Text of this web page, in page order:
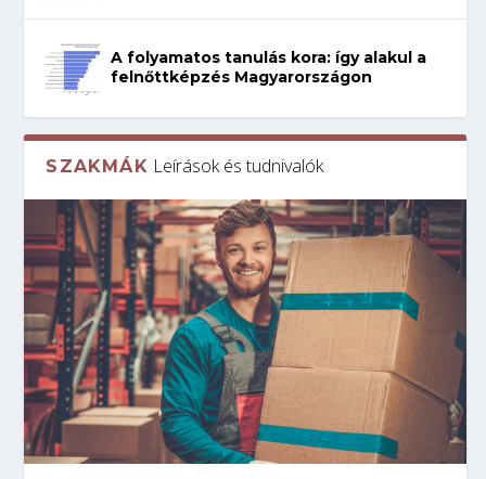
A folyamatos tanulás kora: így alakul a
felnőttképzés Magyarországon
SZAKMÁK Leírások és tudnivalók